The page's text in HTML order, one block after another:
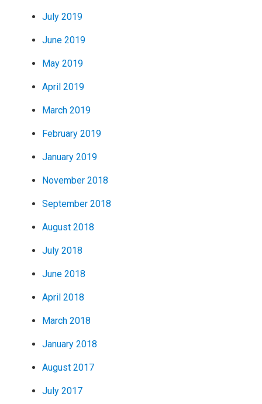
July 2019
June 2019
May 2019
April 2019
March 2019
February 2019
January 2019
November 2018
September 2018
August 2018
July 2018
June 2018
April 2018
March 2018
January 2018
August 2017
July 2017